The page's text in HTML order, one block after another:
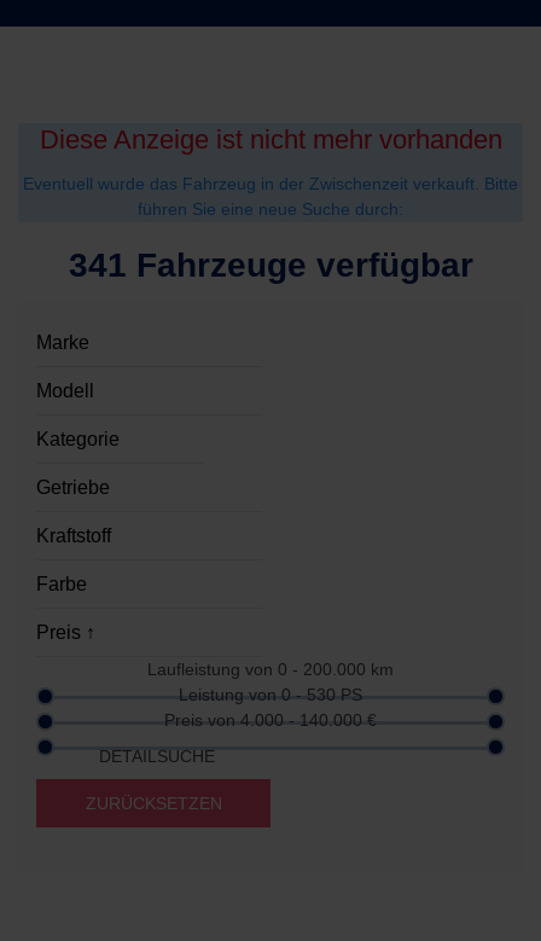
Diese Anzeige ist nicht mehr vorhanden
Eventuell wurde das Fahrzeug in der Zwischenzeit verkauft. Bitte
führen Sie eine neue Suche durch:
341 Fahrzeuge verfügbar
Laufleistung von 0 - 200.000 km
Leistung von 0 - 530 PS
Preis von 4.000 - 140.000 €
DETAILSUCHE
ZURÜCKSETZEN